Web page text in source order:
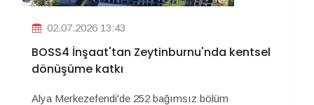
02.07.2026 13:43
BOSS4 İnşaat'tan Zeytinburnu'nda kentsel
dönüşüme katkı
Alya Merkezefendi'de 252 bağımsız bölüm